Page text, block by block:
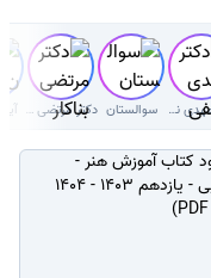
دکتر مهدی نجفی دلوئی سوالستان دکتر مرتضی بناکار